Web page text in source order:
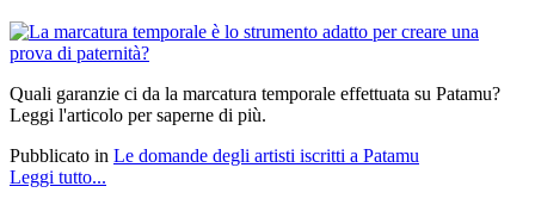
Quali garanzie ci da la marcatura temporale effettuata su Patamu?
Leggi l'articolo per saperne di più.
Pubblicato in Le domande degli artisti iscritti a Patamu
Leggi tutto...